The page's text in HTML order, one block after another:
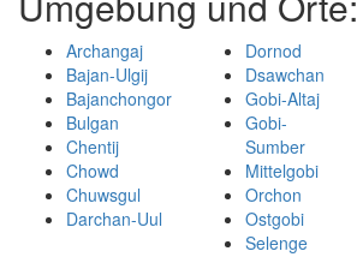
Archangaj
Bajan-Ulgij
Bajanchongor
Bulgan
Chentij
Chowd
Chuwsgul
Darchan-Uul
Dornod
Dsawchan
Gobi-Altaj
Gobi-
Sumber
Mittelgobi
Orchon
Ostgobi
Selenge